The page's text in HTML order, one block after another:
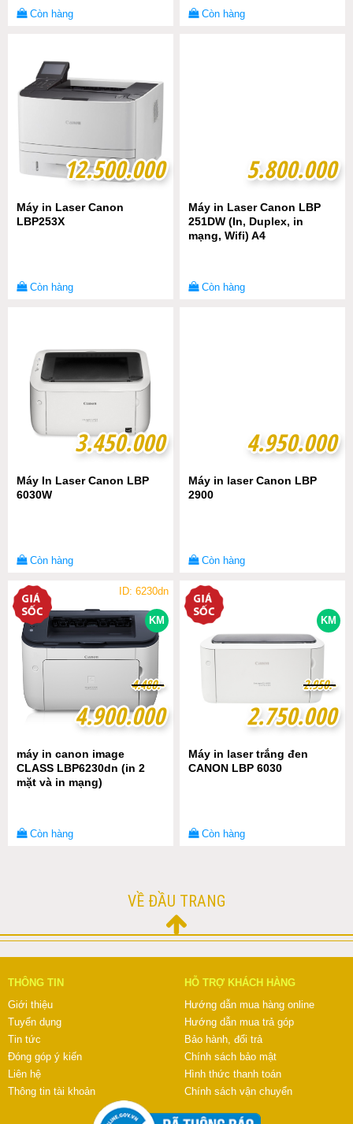
Còn hàng Còn hàng
12.500.000
12.500.000
Máy in Laser Canon
LBP253X
Còn hàng
5.800.000
5.800.000
Máy in Laser Canon LBP
251DW (In, Duplex, in
mạng, Wifi) A4
Còn hàng
3.450.000
3.450.000
Máy In Laser Canon LBP
6030W
Còn hàng
4.950.000
4.950.000
Máy in laser Canon LBP
2900
Còn hàng
KM
ID: 6230dn
4.900.000
4.900.000
4.480.-
4.480.-
máy in canon image
CLASS LBP6230dn (in 2
mặt và in mạng)
Còn hàng
KM
2.750.000
2.750.000
2.950.-
2.950.-
Máy in laser trắng đen
CANON LBP 6030
Còn hàng
VỀ ĐẦU TRANG
THÔNG TIN
Giới thiệu
Tuyển dụng
Tin tức
Đóng góp ý kiến
Liên hệ
Thông tin tài khoản
HỖ TRỢ KHÁCH HÀNG
Hướng dẫn mua hàng online
Hướng dẫn mua trả góp
Bảo hành, đổi trả
Chính sách bảo mật
Hình thức thanh toán
Chính sách vận chuyển